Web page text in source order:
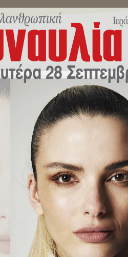
ΣΕΒΑΣΜΙΩΤΆΤΟΥ
Πειραιώς κ.Σεραφείμ στον